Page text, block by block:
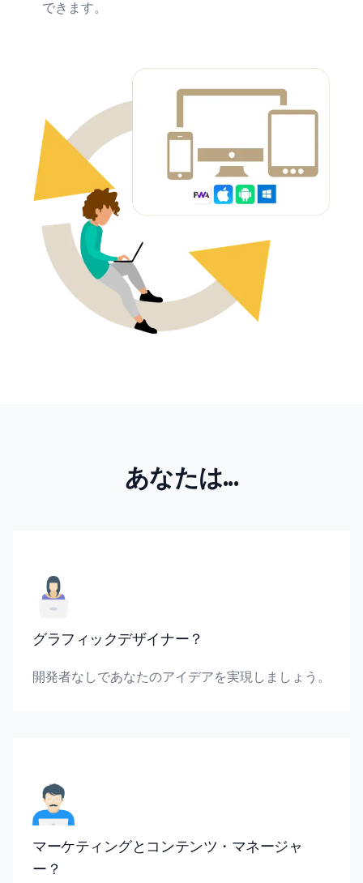
できます。
あなたは...
グラフィックデザイナー？
開発者なしであなたのアイデアを実現しましょう。
マーケティングとコンテンツ・マネージャ
ー？